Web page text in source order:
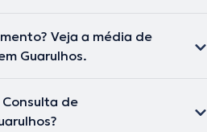
Veja a média de
Guarulhos.
de